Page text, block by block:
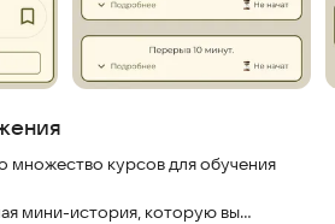
множество курсов для обучения
мини-история, которую вы